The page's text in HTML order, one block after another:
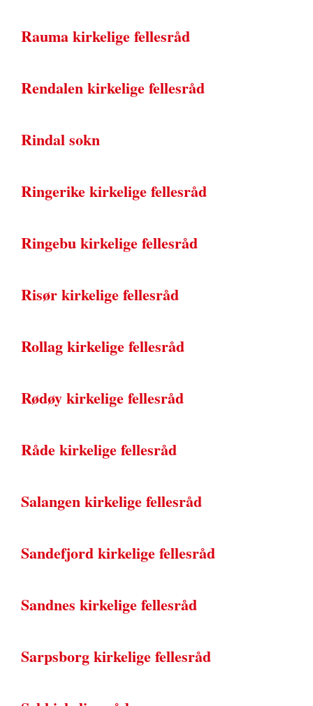
Rauma kirkelige fellesråd
Rendalen kirkelige fellesråd
Rindal sokn
Ringerike kirkelige fellesråd
Ringebu kirkelige fellesråd
Risør kirkelige fellesråd
Rollag kirkelige fellesråd
Rødøy kirkelige fellesråd
Råde kirkelige fellesråd
Salangen kirkelige fellesråd
Sandefjord kirkelige fellesråd
Sandnes kirkelige fellesråd
Sarpsborg kirkelige fellesråd